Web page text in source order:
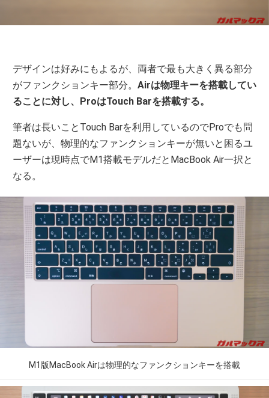
デザインは好みにもよるが、両者で最も大きく異る部分
がファンクションキー部分。Airは物理キーを搭載してい
ることに対し、ProはTouch Barを搭載する。
筆者は長いことTouch Barを利用しているのでProでも問
題ないが、物理的なファンクションキーが無いと困るユ
ーザーは現時点でM1搭載モデルだとMacBook Air一択と
なる。
M1版MacBook Airは物理的なファンクションキーを搭載